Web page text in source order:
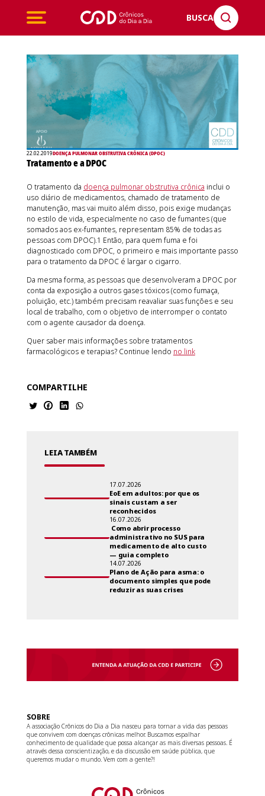
BUSCA
22.02.2019DOENÇA PULMONAR OBSTRUTIVA CRÔNICA (DPOC)
Tratamento e a DPOC
O tratamento da doença pulmonar obstrutiva crônica inclui o
uso diário de medicamentos, chamado de tratamento de
manutenção, mas vai muito além disso, pois exige mudanças
no estilo de vida, especialmente no caso de fumantes (que
somados aos ex-fumantes, representam 85% de todas as
pessoas com DPOC).1 Então, para quem fuma e foi
diagnosticado com DPOC, o primeiro e mais importante passo
para o tratamento da DPOC é largar o cigarro.
Da mesma forma, as pessoas que desenvolveram a DPOC por
conta da exposição a outros gases tóxicos (como fumaça,
poluição, etc.) também precisam reavaliar suas funções e seu
local de trabalho, com o objetivo de interromper o contato
com o agente causador da doença.
Quer saber mais informações sobre tratamentos
farmacológicos e terapias? Continue lendo no link
COMPARTILHE
LEIA TAMBÉM
17.07.2026
EoE em adultos: por que os
sinais custam a ser
reconhecidos
16.07.2026
Como abrir processo
administrativo no SUS para
medicamento de alto custo
— guia completo
14.07.2026
Plano de Ação para asma: o
documento simples que pode
reduzir as suas crises
SOBRE
A associação Crônicos do Dia a Dia nasceu para tornar a vida das pessoas
que convivem com doenças crônicas melhor. Buscamos espalhar
conhecimento de qualidade que possa alcançar as mais diversas pessoas. É
através dessa conscientização, e da discussão em saúde pública, que
queremos mudar o mundo. Vem com a gente?!